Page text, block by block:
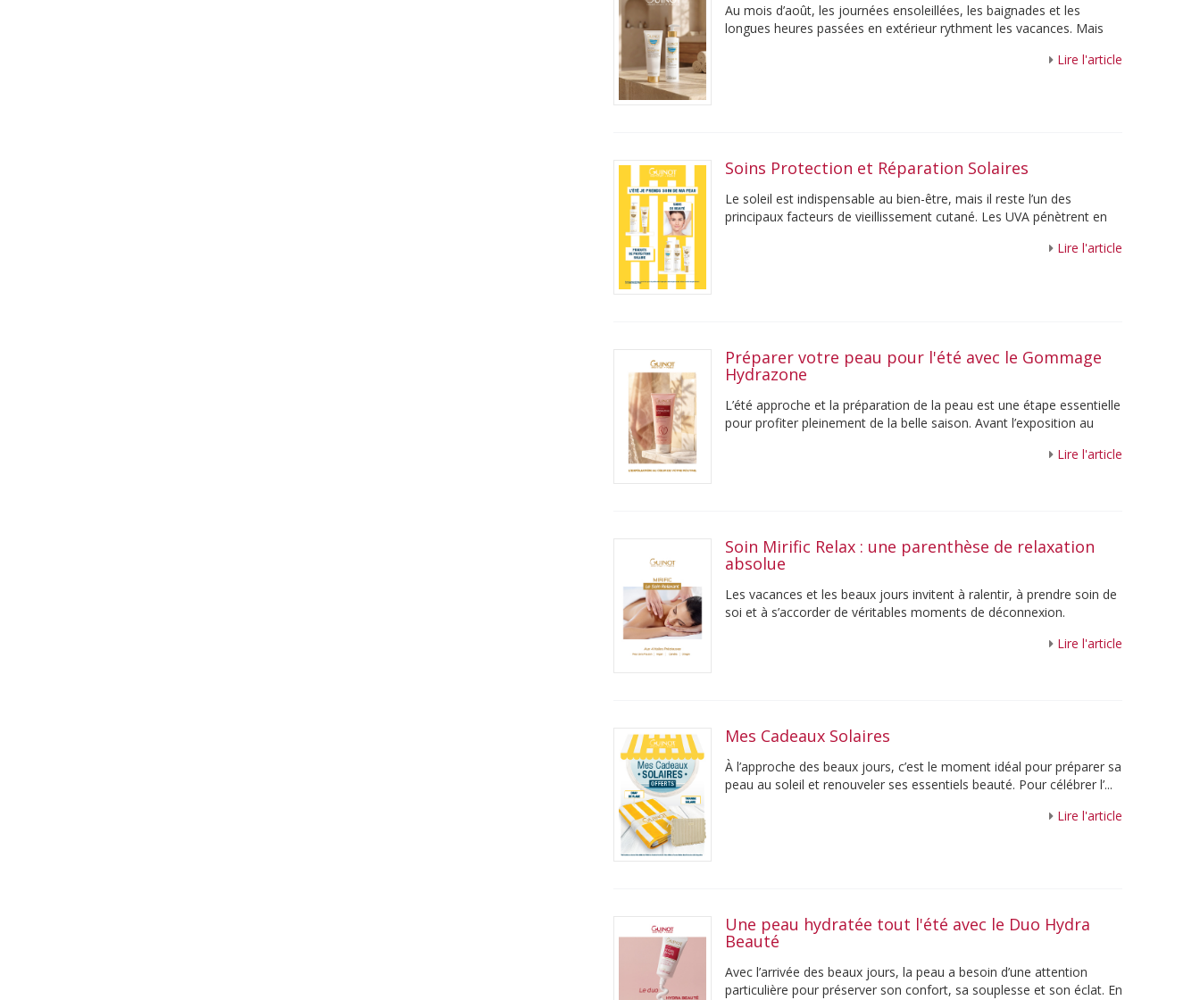
Au mois d’août, les journées ensoleillées, les baignades et les
longues heures passées en extérieur rythment les vacances. Mais
Lire l'article
Soins Protection et Réparation Solaires
Le soleil est indispensable au bien-être, mais il reste l’un des
principaux facteurs de vieillissement cutané. Les UVA pénètrent en
Lire l'article
Préparer votre peau pour l'été avec le Gommage
Hydrazone
L’été approche et la préparation de la peau est une étape essentielle
pour profiter pleinement de la belle saison. Avant l’exposition au
Lire l'article
Soin Mirific Relax : une parenthèse de relaxation
absolue
Les vacances et les beaux jours invitent à ralentir, à prendre soin de
soi et à s’accorder de véritables moments de déconnexion.
Lire l'article
Mes Cadeaux Solaires
À l’approche des beaux jours, c’est le moment idéal pour préparer sa
peau au soleil et renouveler ses essentiels beauté. Pour célébrer l’...
Lire l'article
Une peau hydratée tout l'été avec le Duo Hydra
Beauté
Avec l’arrivée des beaux jours, la peau a besoin d’une attention
particulière pour préserver son confort, sa souplesse et son éclat. En